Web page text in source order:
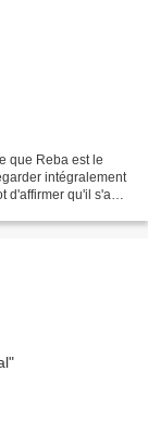
que Reba est le
intégralement
qu'il s'agit